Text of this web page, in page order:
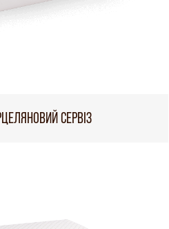
СЕРВІЗ